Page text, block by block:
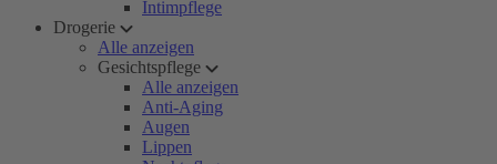
Intimpflege
Drogerie
Alle anzeigen
Gesichtspflege
Alle anzeigen
Anti-Aging
Augen
Lippen